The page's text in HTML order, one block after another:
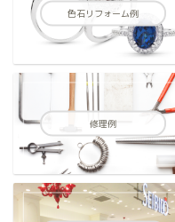
色石リフォーム例
修理例